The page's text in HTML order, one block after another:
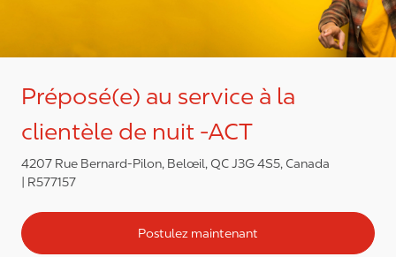
Préposé(e) au service à la
clientèle de nuit -ACT
4207 Rue Bernard-Pilon, Belœil, QC J3G 4S5, Canada
R577157
Postulez maintenant